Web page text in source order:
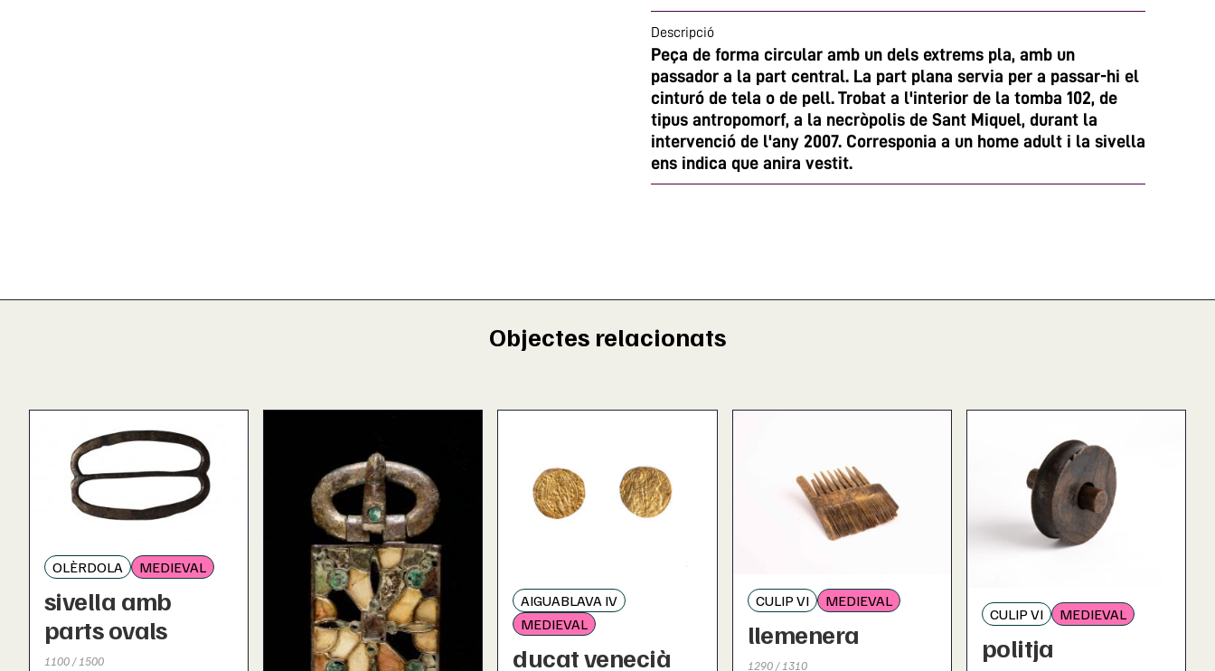
Descripció
Peça de forma circular amb un dels extrems pla, amb un
passador a la part central. La part plana servia per a passar-hi el
cinturó de tela o de pell. Trobat a l'interior de la tomba 102, de
tipus antropomorf, a la necròpolis de Sant Miquel, durant la
intervenció de l'any 2007. Corresponia a un home adult i la sivella
ens indica que anira vestit.
Objectes relacionats
OLÈRDOLA MEDIEVAL
sivella amb
parts ovals
1100 / 1500
AIGUABLAVA IV
MEDIEVAL
ducat venecià
CULIP VI MEDIEVAL
llemenera
1290 / 1310
CULIP VI MEDIEVAL
politja